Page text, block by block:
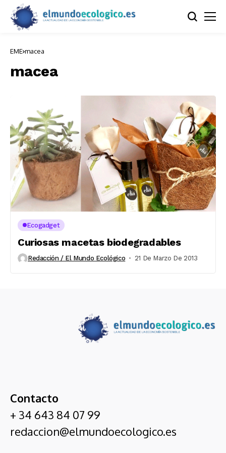
EME macea
macea
Ecogadget
Curiosas macetas biodegradables
Redacción / El Mundo Ecológico 21 De Marzo De 2013
Contacto
+ 34 643 84 07 99
redaccion@elmundoecologico.es